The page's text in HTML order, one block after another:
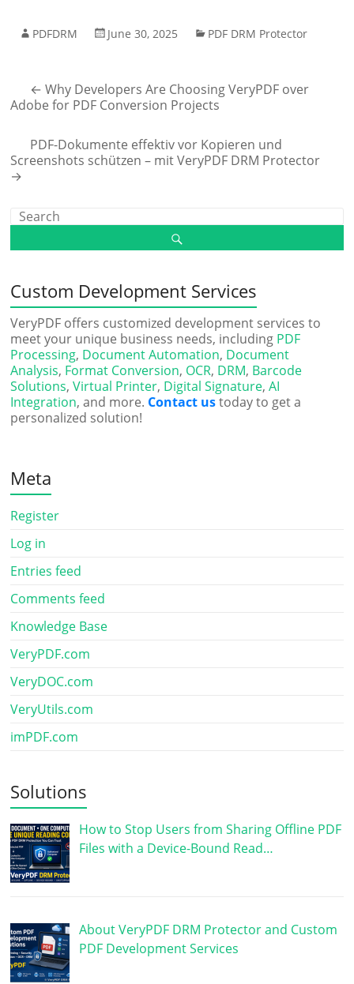
PDFDRM June 30, 2025 PDF DRM Protector
← Why Developers Are Choosing VeryPDF over
Adobe for PDF Conversion Projects
PDF-Dokumente effektiv vor Kopieren und
Screenshots schützen – mit VeryPDF DRM Protector
→
Custom Development Services
VeryPDF offers customized development services to
meet your unique business needs, including PDF
Processing, Document Automation, Document
Analysis, Format Conversion, OCR, DRM, Barcode
Solutions,Virtual Printer, Digital Signature,AI
Integration, and more. Contact ustoday to get a
personalized solution!
Meta
Register
Log in
Entries feed
Comments feed
Knowledge Base
VeryPDF.com
VeryDOC.com
VeryUtils.com
imPDF.com
Solutions
How to Stop Users from Sharing Offline PDF
Files with a Device-Bound Read…
About VeryPDF DRM Protector and Custom
PDF Development Services